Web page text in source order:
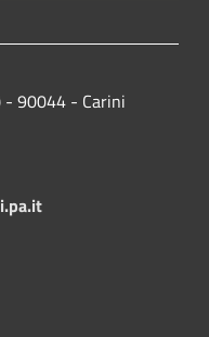
- 90044 - Carini